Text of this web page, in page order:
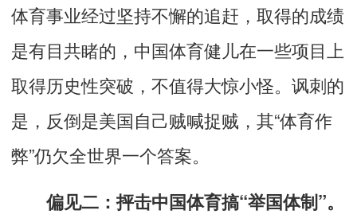
体育事业经过坚持不懈的追赶，取得的成绩
是有目共睹的，中国体育健儿在一些项目上
取得历史性突破，不值得大惊小怪。讽刺的
是，反倒是美国自己贼喊捉贼，其“体育作
弊”仍欠全世界一个答案。
偏见二：抨击中国体育搞“举国体制”。